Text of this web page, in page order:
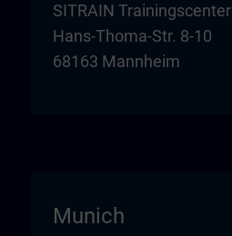
SITRAIN Trainingscenter
Hans-Thoma-Str. 8-10
68163 Mannheim
Munich